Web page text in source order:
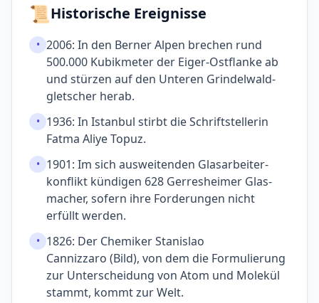
📜Historische Ereignisse
• 2006: In den Berner Alpen brechen rund
500.000 Kubik­meter der Eiger-Ostflanke ab
und stürzen auf den Unteren Grindelwald­
gletscher herab.
• 1936: In Istanbul stirbt die Schrift­stellerin
Fatma Aliye Topuz.
• 1901: Im sich ausweitenden Glasarbeiter­
konflikt kündigen 628 Gerres­heimer Glas­
macher, sofern ihre Forderungen nicht
erfüllt werden.
• 1826: Der Chemiker Stanislao
Cannizzaro (Bild), von dem die Formulierung
zur Unter­scheidung von Atom und Molekül
stammt, kommt zur Welt.